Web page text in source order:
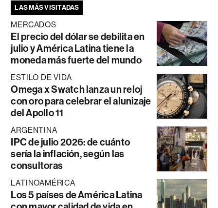
LAS MÁS VISITADAS
MERCADOS
El precio del dólar se debilita en
julio y América Latina tiene la
moneda más fuerte del mundo
ESTILO DE VIDA
Omega x Swatch lanza un reloj
con oro para celebrar el alunizaje
del Apollo 11
ARGENTINA
IPC de julio 2026: de cuánto
sería la inflación, según las
consultoras
LATINOAMÉRICA
Los 5 países de América Latina